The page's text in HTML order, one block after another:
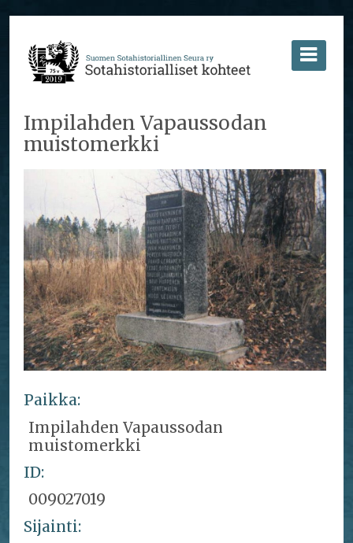
Impilahden Vapaussodan
muistomerkki
Paikka:
Impilahden Vapaussodan
muistomerkki
ID:
009027019
Sijainti: